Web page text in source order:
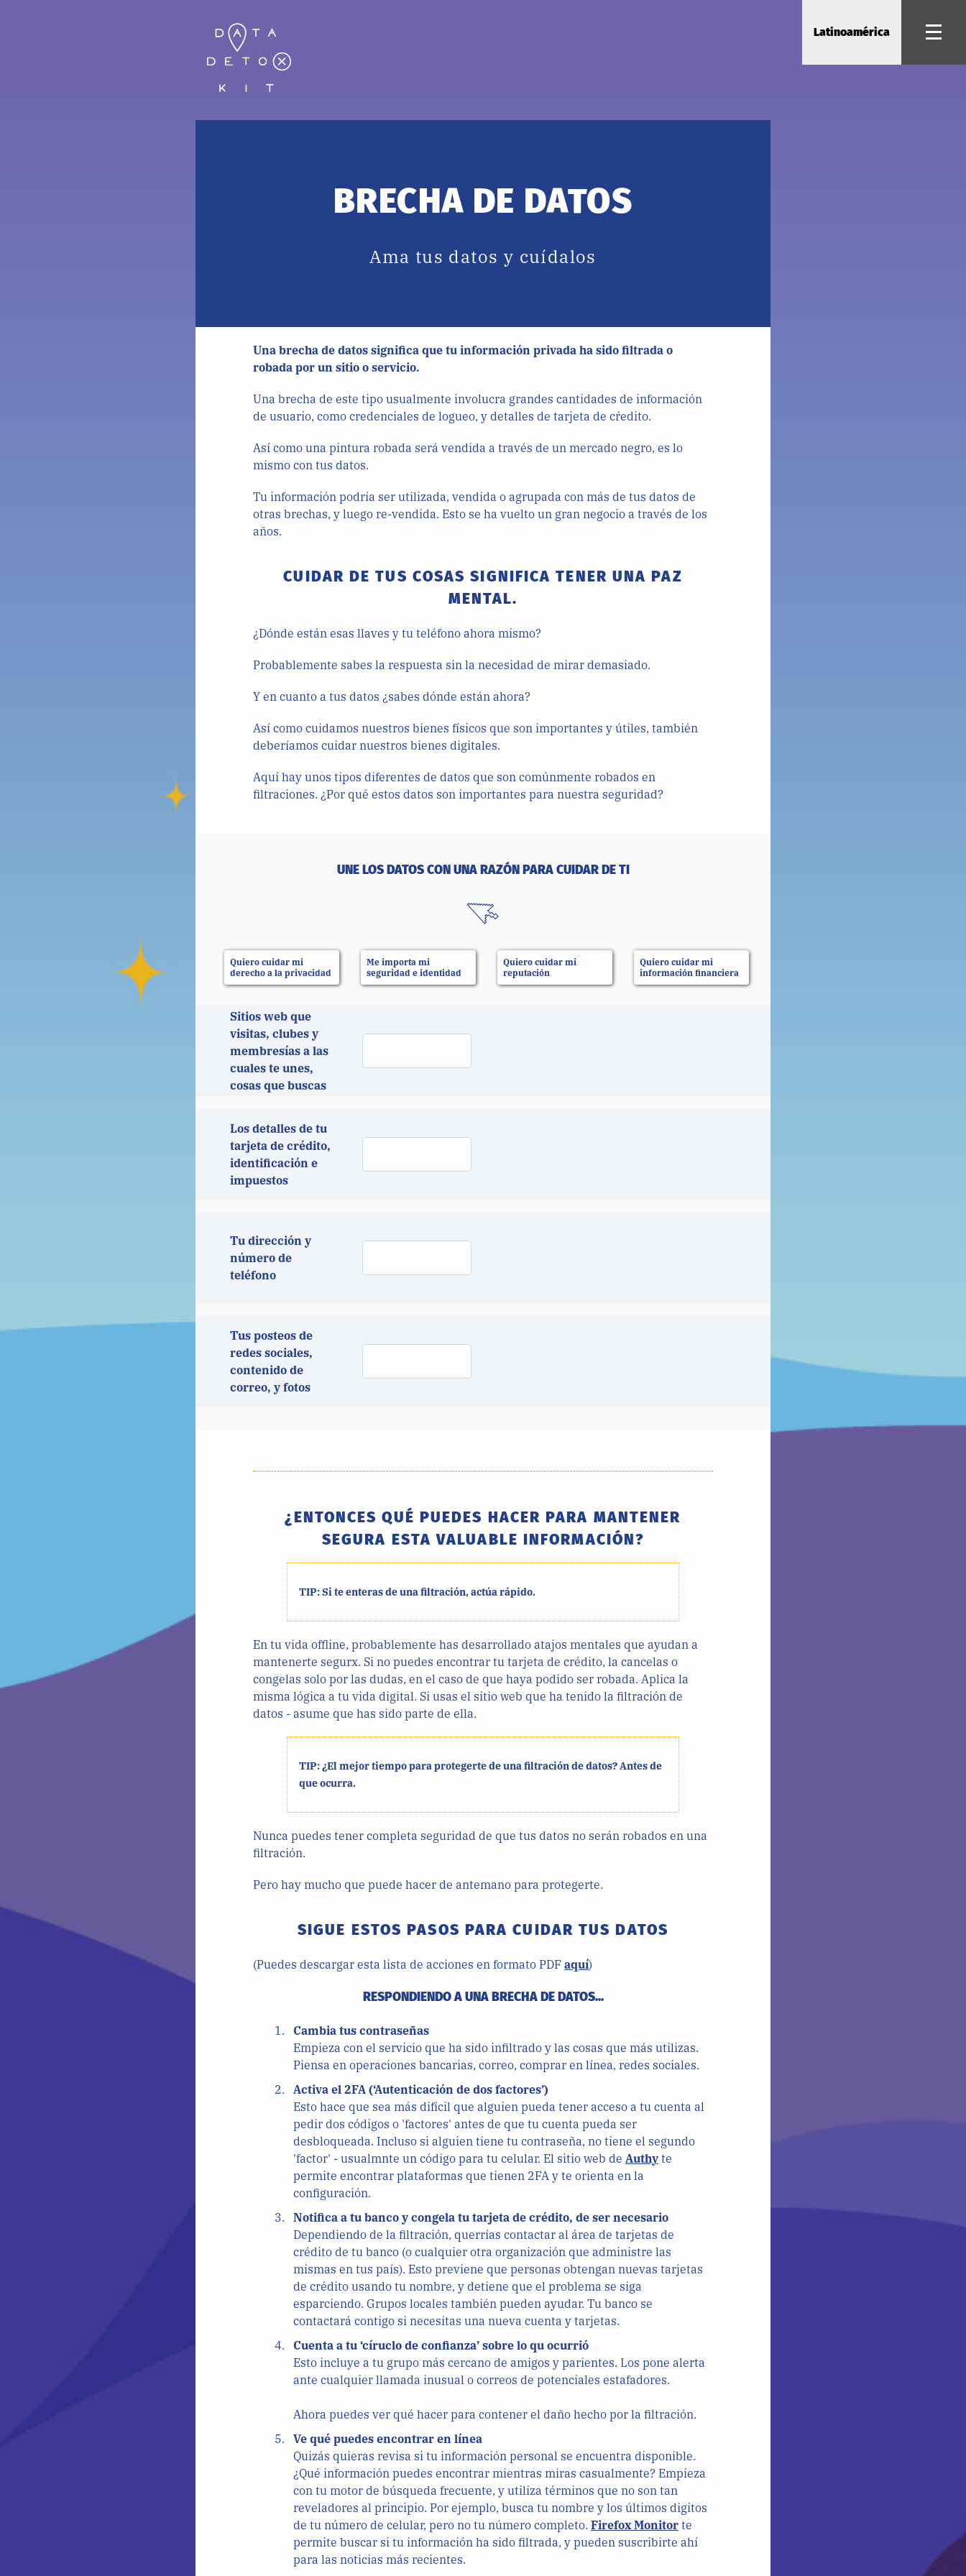
Latinoamérica
BRECHA DE DATOS
Ama tus datos y cuídalos
Una brecha de datos significa que tu información privada ha sido filtrada o
robada por un sitio o servicio.
Una brecha de este tipo usualmente involucra grandes cantidades de información
de usuario, como credenciales de logueo, y detalles de tarjeta de cŕedito.
Así como una pintura robada será vendida a través de un mercado negro, es lo
mismo con tus datos.
Tu información podría ser utilizada, vendida o agrupada con más de tus datos de
otras brechas, y luego re-vendida. Esto se ha vuelto un gran negocio a través de los
años.
CUIDAR DE TUS COSAS SIGNIFICA TENER UNA PAZ
MENTAL.
¿Dónde están esas llaves y tu teléfono ahora mismo?
Probablemente sabes la respuesta sin la necesidad de mirar demasiado.
Y en cuanto a tus datos ¿sabes dónde están ahora?
Así como cuidamos nuestros bienes físicos que son importantes y útiles, también
deberíamos cuidar nuestros bienes digitales.
Aquí hay unos tipos diferentes de datos que son comúnmente robados en
filtraciones. ¿Por qué estos datos son importantes para nuestra seguridad?
UNE LOS DATOS CON UNA RAZÓN PARA CUIDAR DE TI
Quiero cuidar mi
derecho a la privacidad
Me importa mi
seguridad e identidad
Quiero cuidar mi
reputación
Quiero cuidar mi
información financiera
Sitios web que
visitas, clubes y
membresías a las
cuales te unes,
cosas que buscas
Los detalles de tu
tarjeta de crédito,
identificación e
impuestos
Tu dirección y
número de
teléfono
Tus posteos de
redes sociales,
contenido de
correo, y fotos
¿ENTONCES QUÉ PUEDES HACER PARA MANTENER
SEGURA ESTA VALUABLE INFORMACIÓN?
TIP: Si te enteras de una filtración, actúa rápido.
En tu vida offline, probablemente has desarrollado atajos mentales que ayudan a
mantenerte segurx. Si no puedes encontrar tu tarjeta de crédito, la cancelas o
congelas solo por las dudas, en el caso de que haya podido ser robada. Aplica la
misma lógica a tu vida digital. Si usas el sitio web que ha tenido la filtración de
datos - asume que has sido parte de ella.
TIP: ¿El mejor tiempo para protegerte de una filtración de datos? Antes de
que ocurra.
Nunca puedes tener completa seguridad de que tus datos no serán robados en una
filtración.
Pero hay mucho que puede hacer de antemano para protegerte.
SIGUE ESTOS PASOS PARA CUIDAR TUS DATOS
(Puedes descargar esta lista de acciones en formato PDF aquí)
RESPONDIENDO A UNA BRECHA DE DATOS...
Cambia tus contraseñas
Empieza con el servicio que ha sido infiltrado y las cosas que más utilizas.
Piensa en operaciones bancarias, correo, comprar en línea, redes sociales.
Activa el 2FA (‘Autenticación de dos factores’)
Esto hace que sea más difícil que alguien pueda tener acceso a tu cuenta al
pedir dos códigos o 'factores' antes de que tu cuenta pueda ser
desbloqueada. Incluso si alguien tiene tu contraseña, no tiene el segundo
'factor' - usualmnte un código para tu celular. El sitio web de Authy te
permite encontrar plataformas que tienen 2FA y te orienta en la
configuración.
Notifica a tu banco y congela tu tarjeta de crédito, de ser necesario
Dependiendo de la filtración, querrías contactar al área de tarjetas de
crédito de tu banco (o cualquier otra organización que administre las
mismas en tus país). Esto previene que personas obtengan nuevas tarjetas
de crédito usando tu nombre, y detiene que el problema se siga
esparciendo. Grupos locales también pueden ayudar. Tu banco se
contactará contigo si necesitas una nueva cuenta y tarjetas.
Cuenta a tu ‘círuclo de confianza’ sobre lo qu ocurrió
Esto incluye a tu grupo más cercano de amigos y parientes. Los pone alerta
ante cualquier llamada inusual o correos de potenciales estafadores.
Ahora puedes ver qué hacer para contener el daño hecho por la filtración.
Ve qué puedes encontrar en línea
Quizás quieras revisa si tu información personal se encuentra disponible.
¿Qué información puedes encontrar mientras miras casualmente? Empieza
con tu motor de búsqueda frecuente, y utiliza términos que no son tan
reveladores al principio. Por ejemplo, busca tu nombre y los últimos digitos
de tu número de celular, pero no tu número completo. Firefox Monitor te
permite buscar si tu información ha sido filtrada, y pueden suscribirte ahí
para las noticias más recientes.